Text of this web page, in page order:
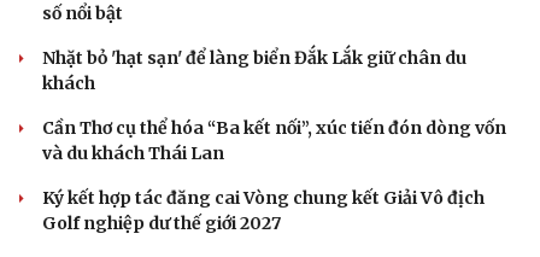
số nổi bật
Nhặt bỏ 'hạt sạn' để làng biển Đắk Lắk giữ chân du
khách
Cần Thơ cụ thể hóa “Ba kết nối”, xúc tiến đón dòng vốn
và du khách Thái Lan
Ký kết hợp tác đăng cai Vòng chung kết Giải Vô địch
Golf nghiệp dư thế giới 2027